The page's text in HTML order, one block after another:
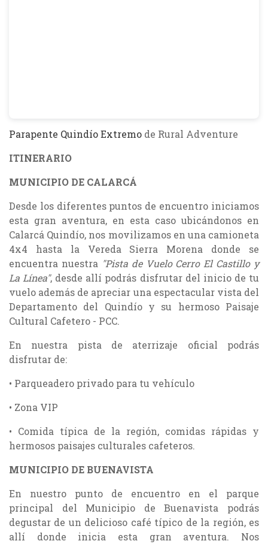
Parapente Quindío Extremo de Rural Adventure
ITINERARIO
MUNICIPIO DE CALARCÁ
Desde los diferentes puntos de encuentro iniciamos
esta gran aventura, en esta caso ubicándonos en
Calarcá Quindío, nos movilizamos en una camioneta
4x4 hasta la Vereda Sierra Morena donde se
encuentra nuestra "Pista de Vuelo Cerro El Castillo y
La Línea", desde allí podrás disfrutar del inicio de tu
vuelo además de apreciar una espectacular vista del
Departamento del Quindío y su hermoso Paisaje
Cultural Cafetero - PCC.
En nuestra pista de aterrizaje oficial podrás
disfrutar de:
• Parqueadero privado para tu vehículo
• Zona VIP
• Comida típica de la región, comidas rápidas y
hermosos paisajes culturales cafeteros.
MUNICIPIO DE BUENAVISTA
En nuestro punto de encuentro en el parque
principal del Municipio de Buenavista podrás
degustar de un delicioso café típico de la región, es
allí donde inicia esta gran aventura. Nos